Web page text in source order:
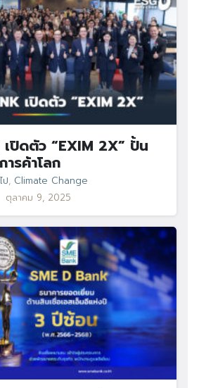
ปิดตัว “EXIM 2X” ปั้น
ารค้าโลก
ป, Climate Change
ตุลาคม 9, 2025